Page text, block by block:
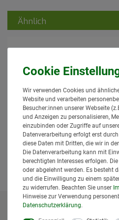
Ähnlich
02432 Bruder Schaeff HR16
Bagger Profi Serie für Innen
21,95 € *
Lieferzeit: 1 bis 3 Tage*
In den Warenkorb
inkl. MwSt.zzgl.Versand
Wir verwenden Cookies und
Website und verarbeiten
Besucher:innen unserer Webseite
und Anzeigen zu personalisieren,
einzubinden oder Zugriffe auf
Datenverarbeitung erfolgt erst
diese Daten mit Dritten, die wir in
Die Datenverarbeitung kann mit
berechtigten Interesses erfolgen.
oder abgelehnt werden. Es besteht
und die Einwilligung zu einem
zu widerrufen. Beachten Sie unser
Hinweise zur Verwendung
Daten­schutz­erklärung.